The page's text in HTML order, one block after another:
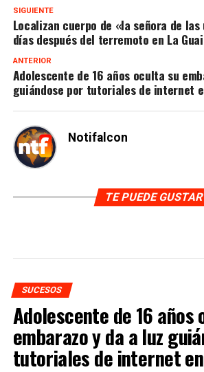
SIGUIENTE
Localizan cuerpo de «la señora de
días después del terremoto en La
ANTERIOR
Adolescente de 16 años oculta su
guiándose por tutoriales de internet
Notifalcon
TE PUEDE GUSTAR
SUCESOS
Adolescente de 16 años
embarazo y da a luz
tutoriales de internet